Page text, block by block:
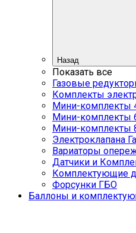
Назад
Показать все
Газовые
Комплекты
Мини-комплекты
Мини-комплекты
Мини-комплекты
Электроклапана
Вариаторы
Датчики и
Комплектующие
Форсунки ГБО
Баллоны и